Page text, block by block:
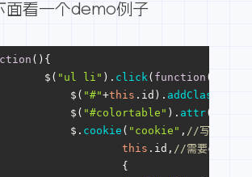
看一个demo例子
( ){
"ul li" ). click( function (
"#"+this . id ). addClass
"#colortable" ). attr(
cookie ( "cookie" , //写入
this . id , //需要cookie